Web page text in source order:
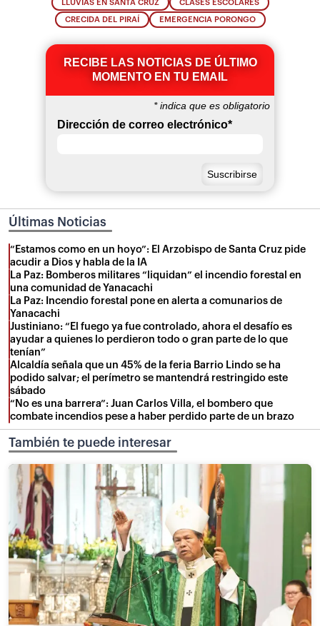
LLUVIAS EN SANTA CRUZ CLASES ESCOLARES
CRECIDA DEL PIRAÍ EMERGENCIA PORONGO
RECIBE LAS NOTICIAS DE ÚLTIMO
MOMENTO EN TU EMAIL
*indica que es obligatorio
Dirección de correo electrónico*
Últimas Noticias
“Estamos como en un hoyo”: El Arzobispo de Santa Cruz pide
acudir a Dios y habla de la IA
La Paz: Bomberos militares “liquidan” el incendio forestal en
una comunidad de Yanacachi
La Paz: Incendio forestal pone en alerta a comunarios de
Yanacachi
Justiniano: “El fuego ya fue controlado, ahora el desafío es
ayudar a quienes lo perdieron todo o gran parte de lo que
tenían”
Alcaldía señala que un 45% de la feria Barrio Lindo se ha
podido salvar; el perímetro se mantendrá restringido este
sábado
“No es una barrera”: Juan Carlos Villa, el bombero que
combate incendios pese a haber perdido parte de un brazo
También te puede interesar